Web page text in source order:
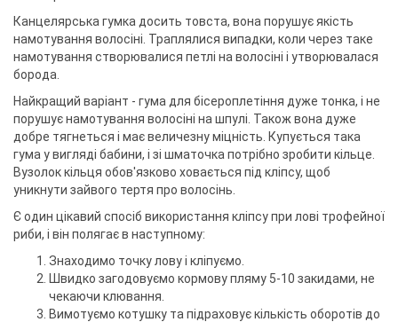
Канцелярська гумка досить товста, вона порушує якість
намотування волосіні. Траплялися випадки, коли через таке
намотування створювалися петлі на волосіні і утворювалася
борода.
Найкращий варіант - гума для бісероплетіння дуже тонка, і не
порушує намотування волосіні на шпулі. Також вона дуже
добре тягнеться і має величезну міцність. Купується така
гума у ​​вигляді бабини, і зі шматочка потрібно зробити кільце.
Вузолок кільця обов'язково ховається під кліпсу, щоб
уникнути зайвого тертя про волосінь.
Є один цікавий спосіб використання кліпсу при лові трофейної
риби, і він полягає в наступному:
Знаходимо точку лову і кліпуємо.
Швидко загодовуємо кормову пляму 5-10 закидами, не
чекаючи клювання.
Вимотуємо котушку та підраховує кількість оборотів до